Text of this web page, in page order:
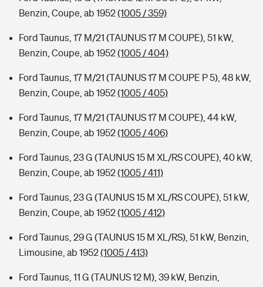
Benzin, Coupe, ab 1952(1005 / 359)
Ford Taunus, 17 M/21 (TAUNUS 17 M COUPE), 51 kW,
Benzin, Coupe, ab 1952(1005 / 404)
Ford Taunus, 17 M/21 (TAUNUS 17 M COUPE P 5), 48 kW,
Benzin, Coupe, ab 1952(1005 / 405)
Ford Taunus, 17 M/21 (TAUNUS 17 M COUPE), 44 kW,
Benzin, Coupe, ab 1952(1005 / 406)
Ford Taunus, 23 G (TAUNUS 15 M XL/RS COUPE), 40 kW,
Benzin, Coupe, ab 1952(1005 / 411)
Ford Taunus, 23 G (TAUNUS 15 M XL/RS COUPE), 51 kW,
Benzin, Coupe, ab 1952(1005 / 412)
Ford Taunus, 29 G (TAUNUS 15 M XL/RS), 51 kW, Benzin,
Limousine, ab 1952(1005 / 413)
Ford Taunus, 11 G (TAUNUS 12 M), 39 kW, Benzin,